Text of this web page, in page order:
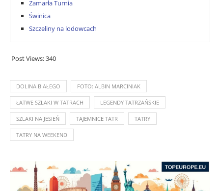
Zamarła Turnia
Świnica
Szczeliny na lodowcach
Post Views:340
DOLINA BIAŁEGO FOTO: ALBIN MARCINIAK
ŁATWE SZLAKI W TATRACH LEGENDY TATRZAŃSKIE
SZLAKI NA JESIEŃ TAJEMNICE TATR TATRY
TATRY NA WEEKEND